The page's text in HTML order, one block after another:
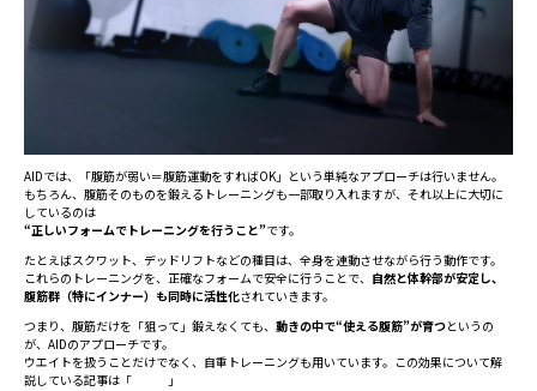
AIDでは、「腹筋が弱い＝腹筋運動をすればOK」という単純なアプローチは行いません。
もちろん、腹筋そのものを鍛えるトレーニングも一部取り入れますが、それ以上に大切に
しているのは
“正しいフォームでトレーニングを行うこと”です。
たとえばスクワット、デッドリフトなどの種目は、全身を連動させながら行う動作です。
これらのトレーニングを、正確なフォームで安全に行うことで、 自然と体幹部が安定し、
腹筋群（特にインナー）も同時に活性化されていきます。
つまり、腹筋だけを「狙って」鍛えなくても、 動きの中で“使える腹筋”が育つというの
が、AIDのアプローチです。
ウエイトを扱うことだけでなく、自重トレーニングも用いています。この効果について解
説している記事は「
」